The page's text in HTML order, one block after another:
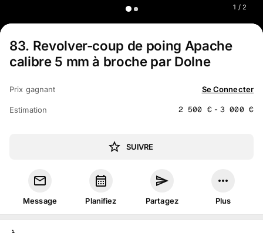
1 / 2
83. Revolver-coup de poing Apache
calibre 5 mm à broche par Dolne
Prix gagnant Se Connecter
Estimation 2 500 €-3 000 €
SUIVRE
Message Planifiez Partagez Plus